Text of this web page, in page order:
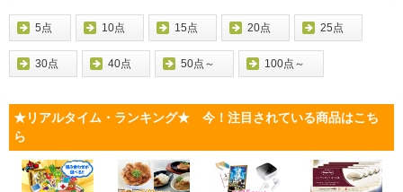
5点 10点 15点 20点 25点
30点 40点 50点～ 100点～
★リアルタイム・ランキング★ 今！注目されている商品はこち
ら